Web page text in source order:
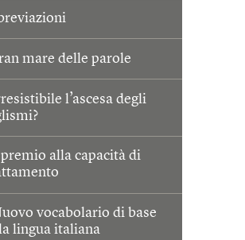
mare delle parole
l’ascesa degli
alla capacità di
vocabolario di base
lingua italiana